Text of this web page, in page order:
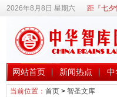
2026年8月8日 星期六 距『七夕
网站首页 新闻热点 中
当前位置： 首页> 智圣文库